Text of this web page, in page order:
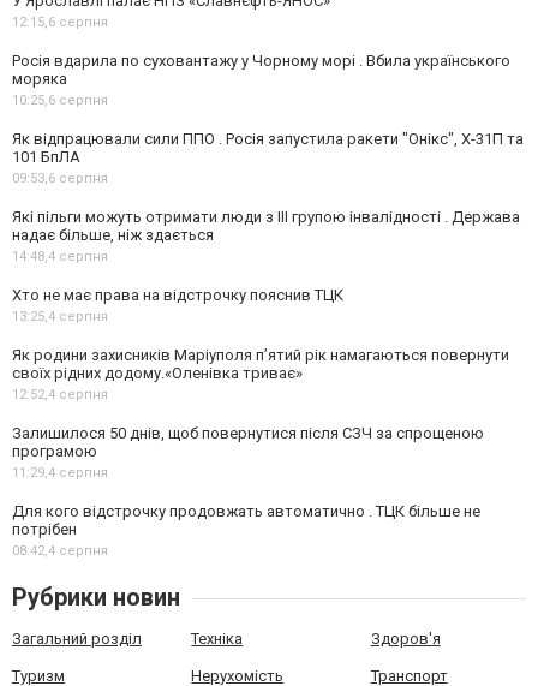
12:15,6 серпня
Росія вдарила по суховантажу у Чорному морі . Вбила українського
моряка
10:25,6 серпня
Як відпрацювали сили ППО . Росія запустила ракети "Онікс", Х-31П та
101 БпЛА
09:53,6 серпня
Які пільги можуть отримати люди з III групою інвалідності . Держава
надає більше, ніж здається
14:48,4 серпня
Хто не має права на відстрочку пояснив ТЦК
13:25,4 серпня
Як родини захисників Маріуполя пʼятий рік намагаються повернути
своїх рідних додому.«Оленівка триває»
12:52,4 серпня
Залишилося 50 днів, щоб повернутися після СЗЧ за спрощеною
програмою
11:29,4 серпня
Для кого відстрочку продовжать автоматично . ТЦК більше не
потрібен
08:42,4 серпня
Рубрики новин
Загальний розділ Техніка Здоров'я
Туризм Нерухомість Транспорт